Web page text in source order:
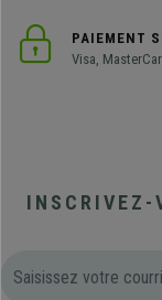
PAIEMENT
Visa,
INSCRIVEZ-